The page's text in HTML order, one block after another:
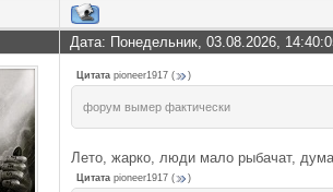
Дата: Понедельник, 03.08.2026,
Цитата pioneer1917 ( )
форум вымер фактически
Лето, жарко, люди мало рыбачат,
Цитата pioneer1917 ( )